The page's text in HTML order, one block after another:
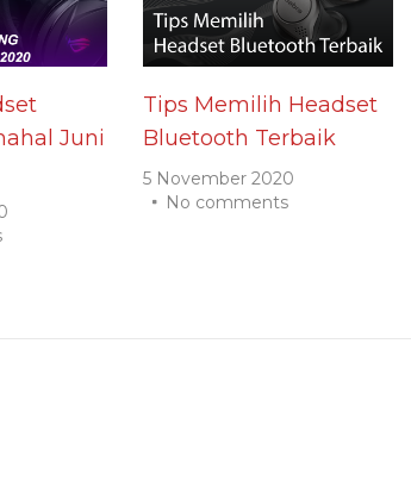
Juni
Tips Memilih Headset
Bluetooth Terbaik
5 November 2020
No comments